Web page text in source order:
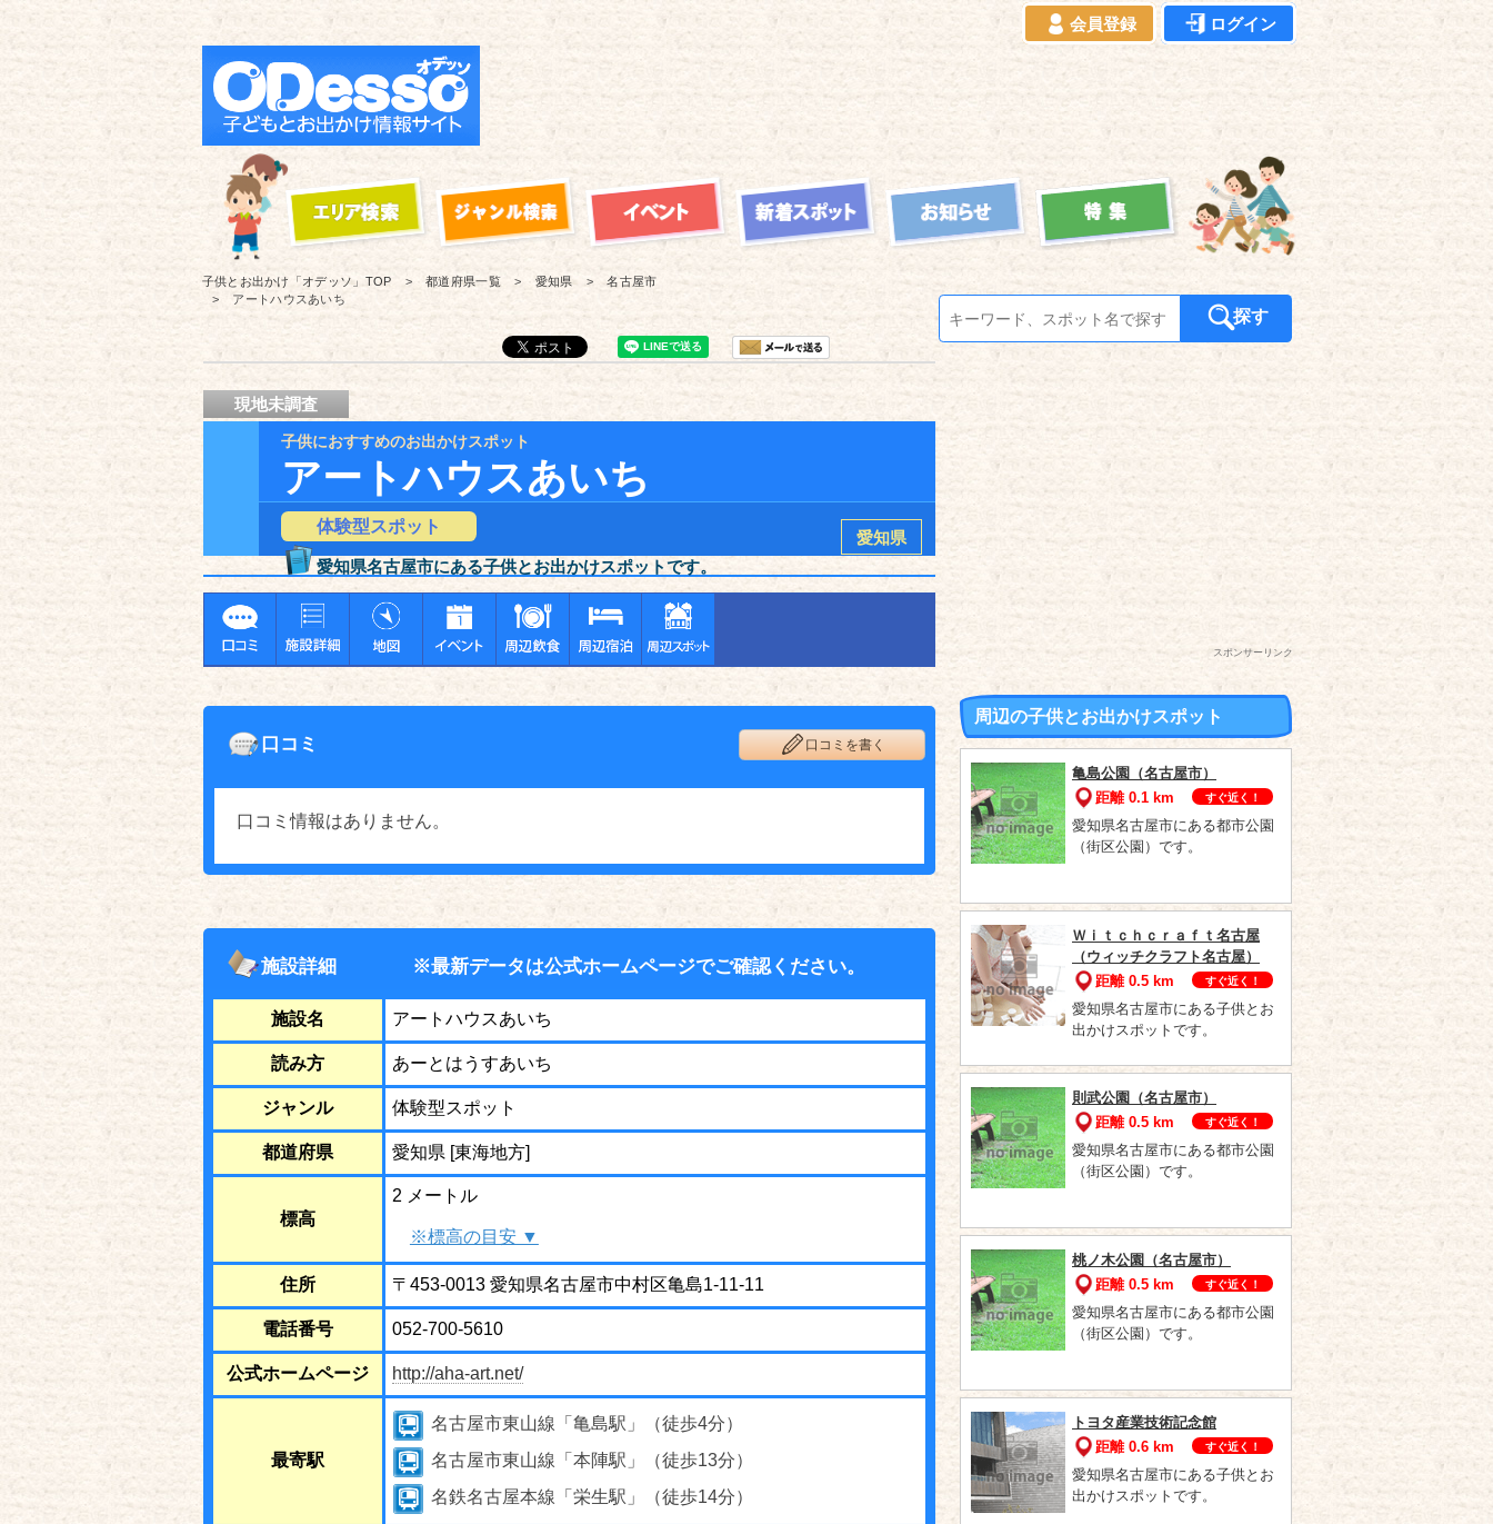
会員登録 ログイン
子供とお出かけ「オデッソ」 TOP 都道府県一覧 愛知県
名古屋市
アートハウスあいち
探す
現地未調査
子供におすすめのお出かけスポット
アートハウスあいち
体験型スポット
愛知県
愛知県名古屋市にある子供とお出かけスポットです。
口コミ 口コミを書く
口コミ情報はありません。
施設詳細 ※最新データは公式ホームページでご確認ください。
施設名 アートハウスあいち
読み方 あーとはうすあいち
ジャンル 体験型スポット
都道府県 愛知県 [東海地方]
標高
2 メートル
※標高の目安 ▼
住所 〒453-0013 愛知県名古屋市中村区亀島1-11-11
電話番号 052-700-5610
公式ホームページ http://aha-art.net/
最寄駅
名古屋市東山線「亀島駅」（徒歩4分）
名古屋市東山線「本陣駅」（徒歩13分）
名鉄名古屋本線「栄生駅」（徒歩14分）
スポンサーリンク
周辺の子供とお出かけスポット
亀島公園（名古屋市）
距離 0.1 km
すぐ近く！
愛知県名古屋市にある都市公園
（街区公園）です。
Ｗｉｔｃｈｃｒａｆｔ名古屋
（ウィッチクラフト名古屋）
距離 0.5 km
すぐ近く！
愛知県名古屋市にある子供とお
出かけスポットです。
則武公園（名古屋市）
距離 0.5 km
すぐ近く！
愛知県名古屋市にある都市公園
（街区公園）です。
桃ノ木公園（名古屋市）
距離 0.5 km
すぐ近く！
愛知県名古屋市にある都市公園
（街区公園）です。
トヨタ産業技術記念館
距離 0.6 km
すぐ近く！
愛知県名古屋市にある子供とお
出かけスポットです。